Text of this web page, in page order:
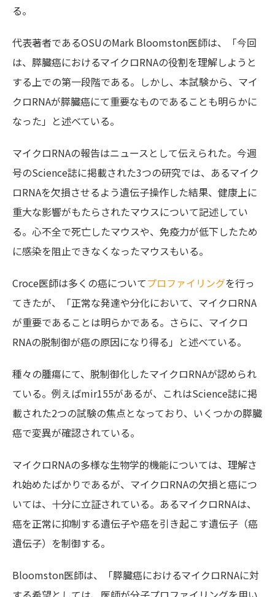
る。
代表著者であるOSUのMark Bloomston医師は、「今回
は、膵臓癌におけるマイクロRNAの役割を理解しようと
する上での第一段階である。しかし、本試験から、マイ
クロRNAが膵臓癌にて重要なものであることも明らかに
なった」と述べている。
マイクロRNAの報告はニュースとして伝えられた。今週
号のScience誌に掲載された3つの研究では、あるマイク
ロRNAを欠損させるよう遺伝子操作した結果、健康上に
重大な影響がもたらされたマウスについて記述してい
る。心不全で死亡したマウスや、免疫力が低下したため
に感染を阻止できなくなったマウスもいる。
Croce医師は多くの癌についてプロファイリングを行っ
てきたが、「正常な発達や分化において、マイクロRNA
が重要であることは明らかである。さらに、マイクロ
RNAの脱制御が癌の原因になり得る」と述べている。
種々の腫瘍にて、脱制御化したマイクロRNAが認められ
ている。例えばmir155があるが、これはScience誌に掲
載された2つの試験の焦点となっており、いくつかの膵臓
癌で変異が確認されている。
マイクロRNAの多様な生物学的機能については、理解さ
れ始めたばかりであるが、マイクロRNAの欠損と癌につ
いては、十分に立証されている。あるマイクロRNAは、
癌を正常に抑制する遺伝子や癌を引き起こす遺伝子（癌
遺伝子）を制御する。
Bloomston医師は、「膵臓癌におけるマイクロRNAに対